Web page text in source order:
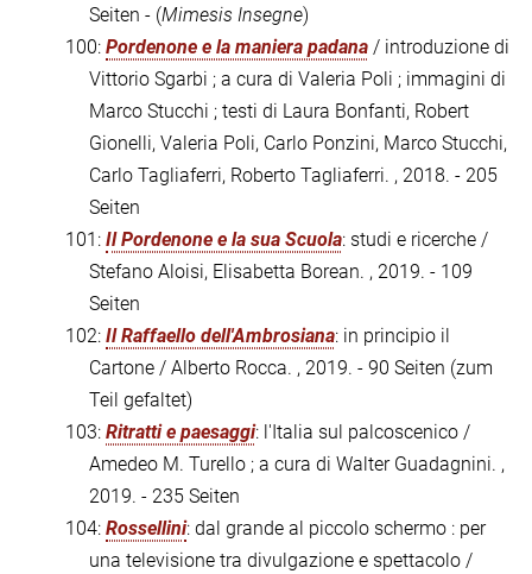
Seiten - (Mimesis Insegne)
100: Pordenone e la maniera padana / introduzione di
Vittorio Sgarbi ; a cura di Valeria Poli ; immagini di
Marco Stucchi ; testi di Laura Bonfanti, Robert
Gionelli, Valeria Poli, Carlo Ponzini, Marco Stucchi,
Carlo Tagliaferri, Roberto Tagliaferri. , 2018. - 205
Seiten
101: Il Pordenone e la sua Scuola: studi e ricerche /
Stefano Aloisi, Elisabetta Borean. , 2019. - 109
Seiten
102: Il Raffaello dell'Ambrosiana: in principio il
Cartone / Alberto Rocca. , 2019. - 90 Seiten (zum
Teil gefaltet)
103: Ritratti e paesaggi: l'Italia sul palcoscenico /
Amedeo M. Turello ; a cura di Walter Guadagnini. ,
2019. - 235 Seiten
104: Rossellini: dal grande al piccolo schermo : per
una televisione tra divulgazione e spettacolo /